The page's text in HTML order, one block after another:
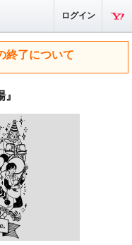
ログイン
終了について